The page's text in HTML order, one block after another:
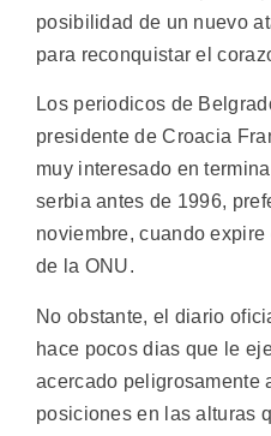
posibilidad de un nuevo
para reconquistar el
Los periodicos de
presidente de Croacia
muy interesado en
serbia antes de 1996,
noviembre, cuando
de la ONU.
No obstante, el diario
hace pocos dias que le
acercado peligrosamente
posiciones en las alturas